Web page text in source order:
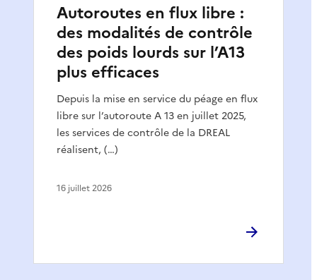
Autoroutes en flux libre :
des modalités de contrôle
des poids lourds sur l’A13
plus efficaces
Depuis la mise en service du péage en flux
libre sur l’autoroute A 13 en juillet 2025,
les services de contrôle de la DREAL
réalisent, (…)
16 juillet 2026